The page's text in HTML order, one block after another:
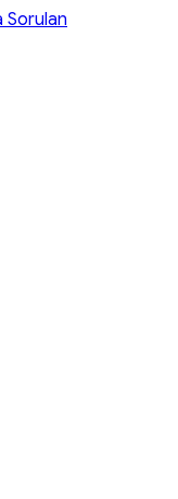
Sorulan